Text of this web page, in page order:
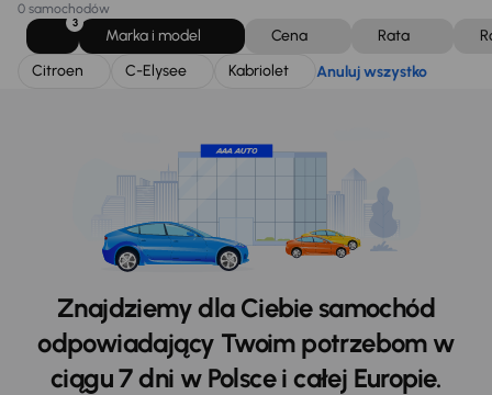
0 samochodów
3
Marka i model Cena Rata
Citroen
C-Elysee Kabriolet Anuluj wszystko
Znajdziemy dla Ciebie samochód
odpowiadający Twoim potrzebom w
ciągu 7 dni w Polsce i całej Europie.